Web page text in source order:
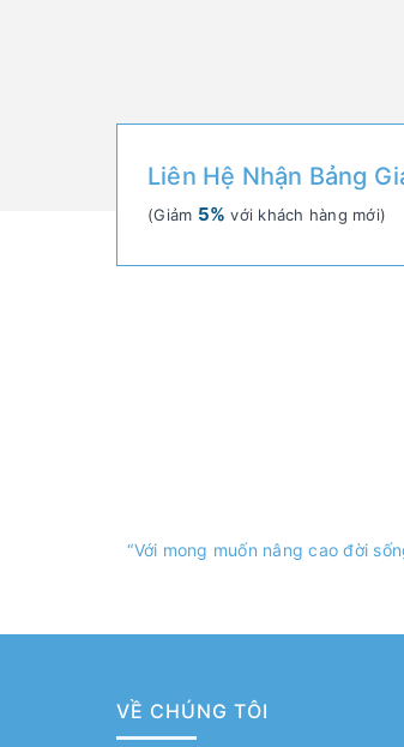
Liên Hệ Nhận Bảng
(Giảm 5% với khách hàng mới)
“Với mong muốn nâng cao đời
VỀ CHÚNG TÔI